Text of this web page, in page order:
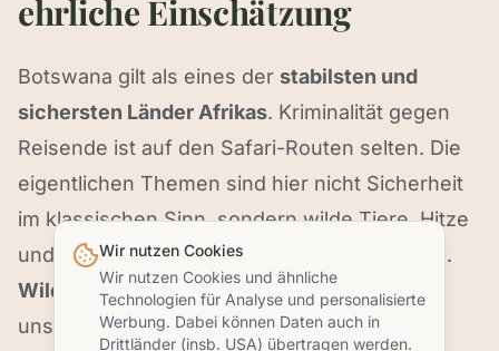
ehrliche Einschätzung
Botswana gilt als eines der stabilsten und
sichersten Länder Afrikas. Kriminalität gegen
Reisende ist auf den Safari-Routen selten. Die
eigentlichen Themen sind hier nicht Sicherheit
im klassischen Sinn, sondern wilde Tiere, Hitze
und Malaria — und damit gehen wir offen um.
Wilde Tiere & Walking Safaris.Wir bewegen
uns in unverzäunter Wildnis. Bei unseren
Wir nutzen Cookies
Wir nutzen Cookies und ähnliche
Technologien für Analyse und personalisierte
Werbung. Dabei können Daten auch in
Drittländer (insb. USA) übertragen werden.